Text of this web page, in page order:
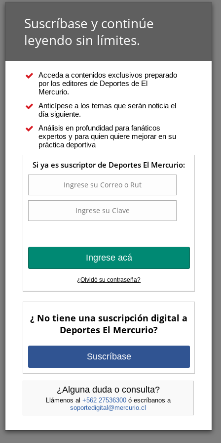
Suscríbase y continúe
leyendo sin límites.
Acceda a contenidos exclusivos preparado
por los editores de Deportes de El
Mercurio.
Anticípese a los temas que serán noticia el
día siguiente.
Análisis en profundidad para fanáticos
expertos y para quien quiere mejorar en su
práctica deportiva
Si ya es suscriptor de Deportes El Mercurio:
Ingrese acá
¿Olvidó su contraseña?
¿ No tiene una suscripción digital a
Deportes El Mercurio?
Suscríbase
¿Alguna duda o consulta?
Llámenos al +562 27536300ó escríbanos a
soportedigital@mercurio.cl